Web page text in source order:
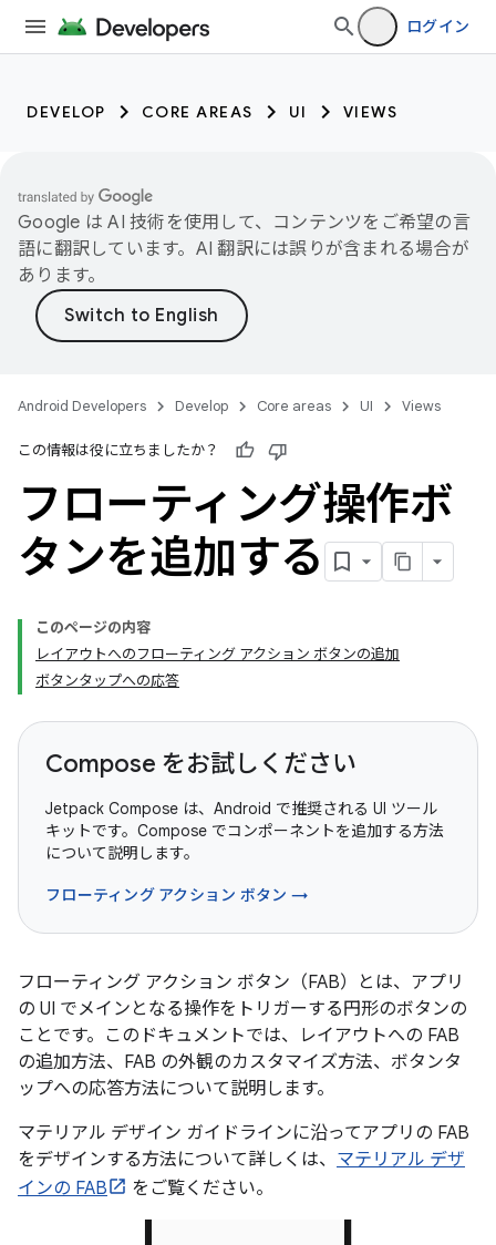
ログイン
DEVELOP CORE AREAS UI VIEWS
Google は AI 技術を使用して、コンテンツをご希望の言
語に翻訳しています。AI 翻訳には誤りが含まれる場合が
あります。
Android Developers Develop Core areas UI Views
この情報は役に立ちましたか？
フローティング操作ボ
タンを追加する
このページの内容
レイアウトへのフローティング アクション ボタンの追加
ボタンタップへの応答
Compose をお試しください
Jetpack Compose は、Android で推奨される UI ツール
キットです。Compose でコンポーネントを追加する方法
について説明します。
フローティング アクション ボタン →
フローティング アクション ボタン（FAB）とは、アプリ
の UI でメインとなる操作をトリガーする円形のボタンの
ことです。このドキュメントでは、レイアウトへの FAB
の追加方法、FAB の外観のカスタマイズ方法、ボタンタ
ップへの応答方法について説明します。
マテリアル デザイン ガイドラインに沿ってアプリの FAB
をデザインする方法について詳しくは、 マテリアル デザ
インの FAB
をご覧ください。